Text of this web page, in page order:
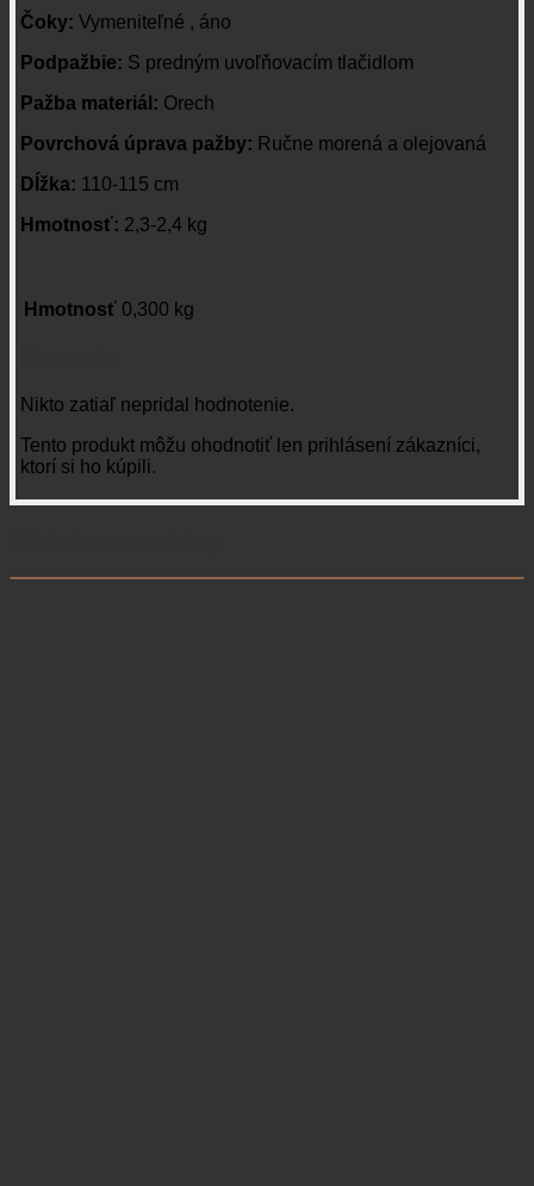
Čoky: Vymeniteľné , áno
Podpažbie: S predným uvoľňovacím tlačidlom
Pažba materiál: Orech
Povrchová úprava pažby: Ručne morená a olejovaná
Dĺžka: 110-115 cm
Hmotnosť: 2,3-2,4 kg
Hmotnosť 0,300 kg
Nikto zatiaľ nepridal hodnotenie.
Tento produkt môžu ohodnotiť len prihlásení zákazníci,
ktorí si ho kúpili.